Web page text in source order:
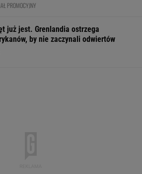
PROMOCYJNY
już jest. Grenlandia ostrzega
by nie zaczynali odwiertów